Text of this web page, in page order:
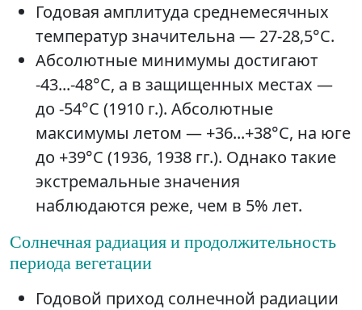
Годовая амплитуда среднемесячных
температур значительна — 27-28,5°C.
Абсолютные минимумы достигают
-43...-48°C, а в защищенных местах —
до -54°C (1910 г.). Абсолютные
максимумы летом — +36...+38°C, на юге
до +39°C (1936, 1938 гг.). Однако такие
экстремальные значения
наблюдаются реже, чем в 5% лет.
Солнечная радиация и продолжительность
периода вегетации
Годовой приход солнечной радиации